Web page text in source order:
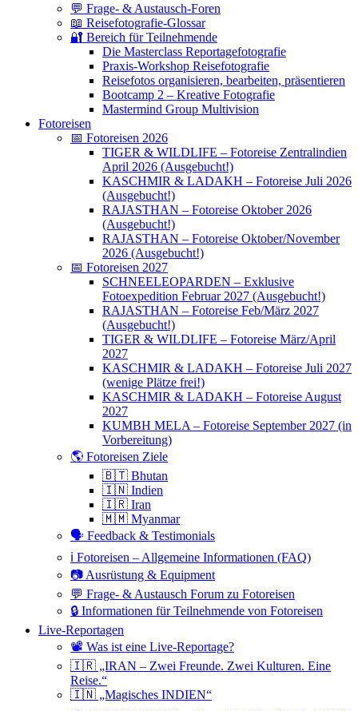
💬 Frage- & Austausch-Foren
📖 Reisefotografie-Glossar
🔐 Bereich für Teilnehmende
Die Masterclass Reportagefotografie
Praxis-Workshop Reisefotografie
Reisefotos organisieren, bearbeiten, präsentieren
Bootcamp 2 – Kreative Fotografie
Mastermind Group Multivision
Fotoreisen
📅 Fotoreisen 2026
TIGER & WILDLIFE – Fotoreise Zentralindien
April 2026 (Ausgebucht!)
KASCHMIR & LADAKH – Fotoreise Juli 2026
(Ausgebucht!)
RAJASTHAN – Fotoreise Oktober 2026
(Ausgebucht!)
RAJASTHAN – Fotoreise Oktober/November
2026 (Ausgebucht!)
📅 Fotoreisen 2027
SCHNEELEOPARDEN – Exklusive
Fotoexpedition Februar 2027 (Ausgebucht!)
RAJASTHAN – Fotoreise Feb/März 2027
(Ausgebucht!)
TIGER & WILDLIFE – Fotoreise März/April
2027
KASCHMIR & LADAKH – Fotoreise Juli 2027
(wenige Plätze frei!)
KASCHMIR & LADAKH – Fotoreise August
2027
KUMBH MELA – Fotoreise September 2027 (in
Vorbereitung)
🌎 Fotoreisen Ziele
🇧🇹 Bhutan
🇮🇳 Indien
🇮🇷 Iran
🇲🇲 Myanmar
🗣 Feedback & Testimonials
ℹ️ Fotoreisen – Allgemeine Informationen (FAQ)
📷 Ausrüstung & Equipment
💬 Frage- & Austausch Forum zu Fotoreisen
🔒 Informationen für Teilnehmende von Fotoreisen
Live-Reportagen
📽 Was ist eine Live-Reportage?
🇮🇷 „IRAN – Zwei Freunde. Zwei Kulturen. Eine
Reise.“
🇮🇳 „Magisches INDIEN“